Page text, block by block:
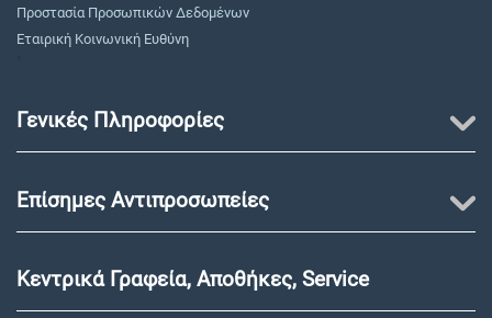
Προστασία Προσωπικών Δεδομένων
Εταιρική Κοινωνική Ευθύνη
"
Γενικές Πληροφορίες
Επίσημες Αντιπροσωπείες
Κεντρικά Γραφεία, Αποθήκες, Service